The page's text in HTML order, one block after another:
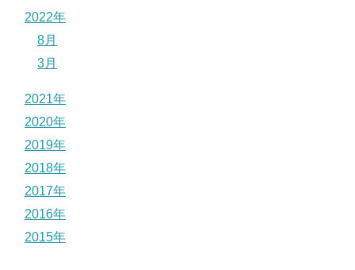
2022年
8月
3月
2021年
2020年
2019年
2018年
2017年
2016年
2015年